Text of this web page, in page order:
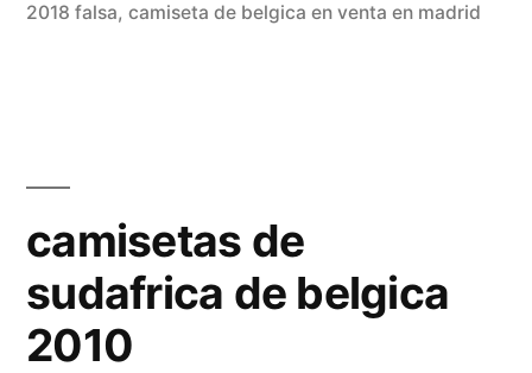
2018 falsa, camiseta de belgica en venta en madrid
camisetas de
sudafrica de belgica
2010